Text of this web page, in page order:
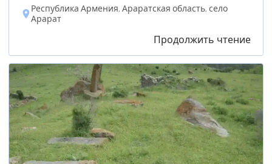
Республика Армения, Араратская область, село
Арарат
Продолжить чтение